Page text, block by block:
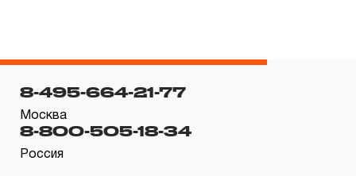
гарантийных обязательств в течение всего периода
эксплуатации изделия, а также замена или ремонт
8-495-664-21-77
Москва
8-800-505-18-34
Россия